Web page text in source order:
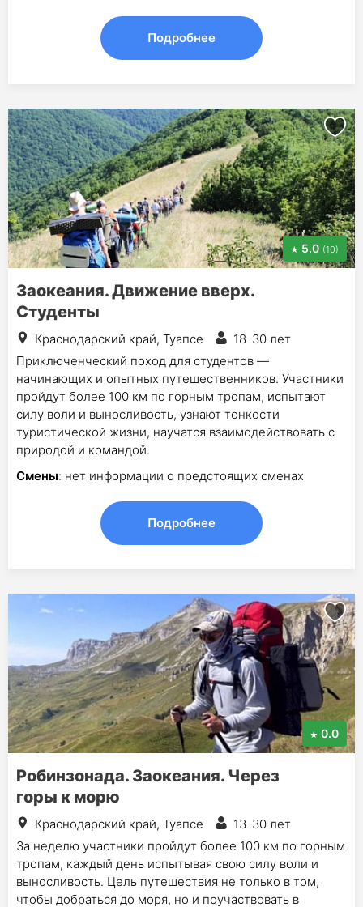
Подробнее
5.0 (10)
Заокеания. Движение вверх.
Студенты
Краснодарский край, Туапсе
18-30 лет
Приключенческий поход для студентов —
начинающих и опытных путешественников. Участники
пройдут более 100 км по горным тропам, испытают
силу воли и выносливость, узнают тонкости
туристической жизни, научатся взаимодействовать с
природой и командой.
Смены: нет информации о предстоящих сменах
Подробнее
0.0
Робинзонада. Заокеания. Через
горы к морю
Краснодарский край, Туапсе
13-30 лет
За неделю участники пройдут более 100 км по горным
тропам, каждый день испытывая свою силу воли и
выносливость. Цель путешествия не только в том,
чтобы добраться до моря, но и поучаствовать в